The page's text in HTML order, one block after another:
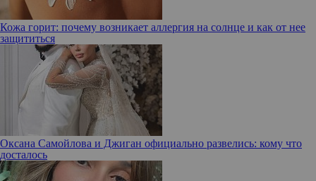
Кожа горит: почему возникает аллергия на солнце и как от нее
защититься
Оксана Самойлова и Джиган официально развелись: кому что
досталось